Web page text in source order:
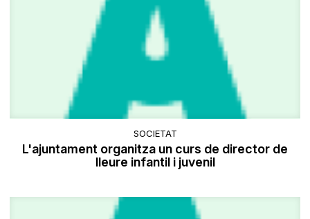
SOCIETAT
L'ajuntament organitza un curs de director de
lleure infantil i juvenil